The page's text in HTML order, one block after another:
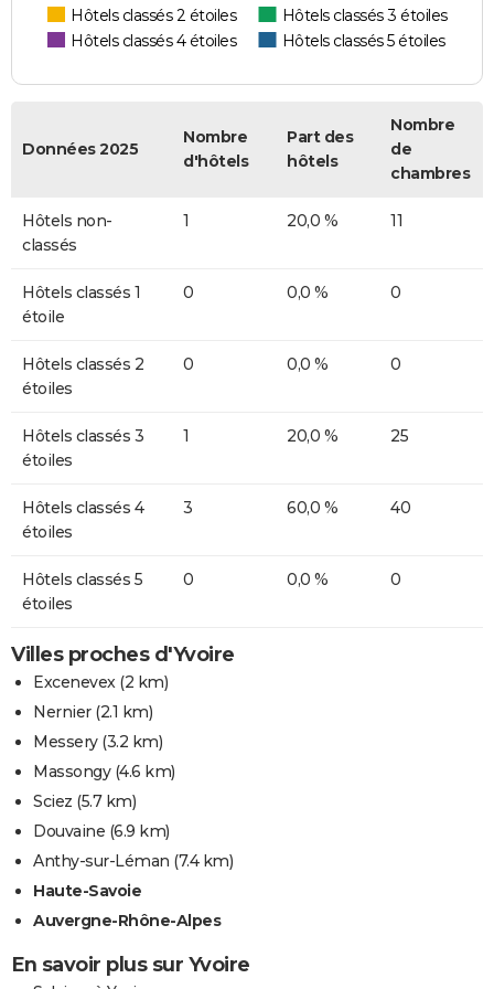
Hôtels classés 2 étoiles
Hôtels classés 3 étoiles
Hôtels classés 4 étoiles
Hôtels classés 5 étoiles
Données 2025
Nombre
d'hôtels
Part des
hôtels
Nombre
de
chambres
Hôtels non-
classés
1 20,0 % 11
Hôtels classés 1
étoile
0 0,0 % 0
Hôtels classés 2
étoiles
0 0,0 % 0
Hôtels classés 3
étoiles
1 20,0 % 25
Hôtels classés 4
étoiles
3 60,0 % 40
Hôtels classés 5
étoiles
0 0,0 % 0
Villes proches d'Yvoire
Excenevex (2 km)
Nernier(2.1 km)
Messery(3.2 km)
Massongy(4.6 km)
Sciez (5.7 km)
Douvaine (6.9 km)
Anthy-sur-Léman (7.4 km)
Haute-Savoie
Auvergne-Rhône-Alpes
En savoir plus sur Yvoire